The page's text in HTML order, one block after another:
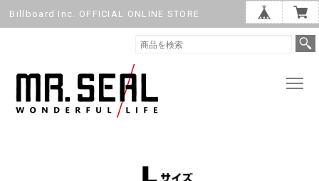
Billboard Inc. OFFICIAL ONLINE STORE